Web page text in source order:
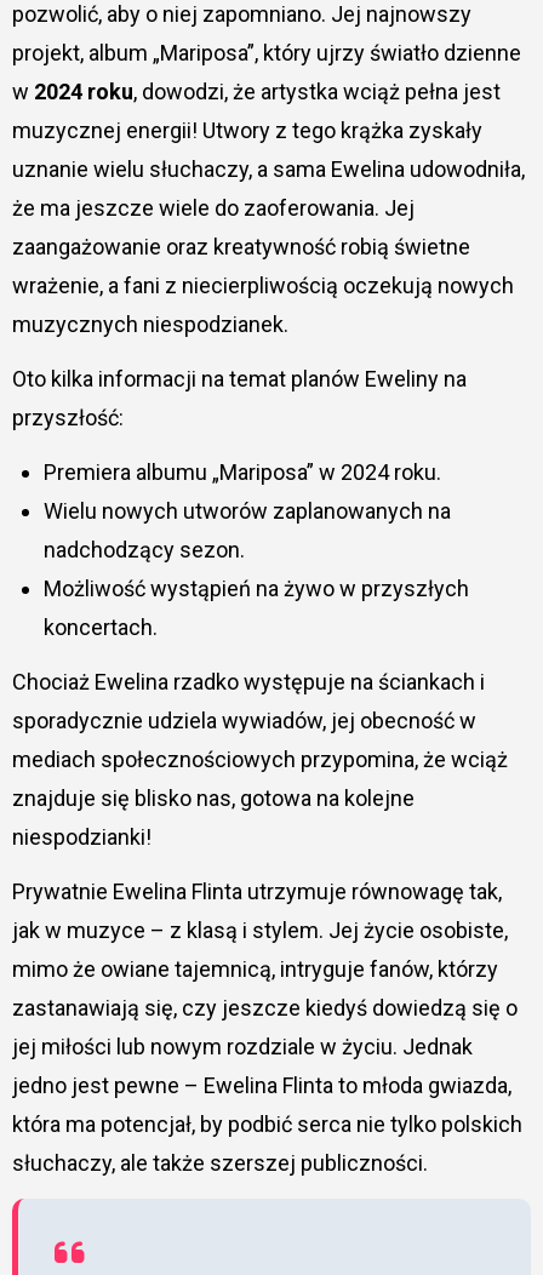
pozwolić, aby o niej zapomniano. Jej najnowszy
projekt, album „Mariposa”, który ujrzy światło dzienne
w 2024 roku, dowodzi, że artystka wciąż pełna jest
muzycznej energii! Utwory z tego krążka zyskały
uznanie wielu słuchaczy, a sama Ewelina udowodniła,
że ma jeszcze wiele do zaoferowania. Jej
zaangażowanie oraz kreatywność robią świetne
wrażenie, a fani z niecierpliwością oczekują nowych
muzycznych niespodzianek.
Oto kilka informacji na temat planów Eweliny na
przyszłość:
Premiera albumu „Mariposa” w 2024 roku.
Wielu nowych utworów zaplanowanych na
nadchodzący sezon.
Możliwość wystąpień na żywo w przyszłych
koncertach.
Chociaż Ewelina rzadko występuje na ściankach i
sporadycznie udziela wywiadów, jej obecność w
mediach społecznościowych przypomina, że wciąż
znajduje się blisko nas, gotowa na kolejne
niespodzianki!
Prywatnie Ewelina Flinta utrzymuje równowagę tak,
jak w muzyce – z klasą i stylem. Jej życie osobiste,
mimo że owiane tajemnicą, intryguje fanów, którzy
zastanawiają się, czy jeszcze kiedyś dowiedzą się o
jej miłości lub nowym rozdziale w życiu. Jednak
jedno jest pewne – Ewelina Flinta to młoda gwiazda,
która ma potencjał, by podbić serca nie tylko polskich
słuchaczy, ale także szerszej publiczności.